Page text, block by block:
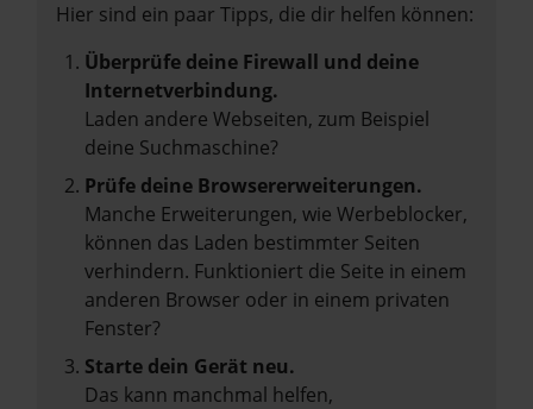
Hier sind ein paar Tipps, die dir helfen können:
Überprüfe deine Firewall und deine
Internetverbindung.
Laden andere Webseiten, zum Beispiel
deine Suchmaschine?
Prüfe deine Browsererweiterungen.
Manche Erweiterungen, wie Werbeblocker,
können das Laden bestimmter Seiten
verhindern. Funktioniert die Seite in einem
anderen Browser oder in einem privaten
Fenster?
Starte dein Gerät neu.
Das kann manchmal helfen,